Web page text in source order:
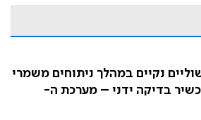
נקיים במהלך ניתוחים משמרי
בדיקה ידני – מערכת ה-